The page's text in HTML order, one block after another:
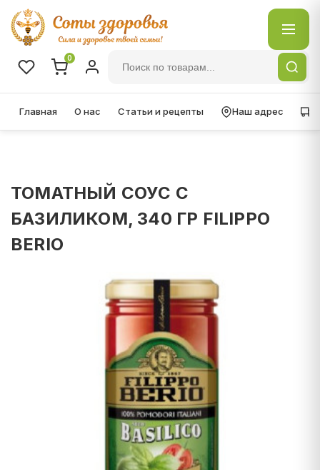
0
Главная О нас Статьи и рецепты Наш адрес
ТОМАТНЫЙ СОУС С
БАЗИЛИКОМ, 340 ГР FILIPPO
BERIO